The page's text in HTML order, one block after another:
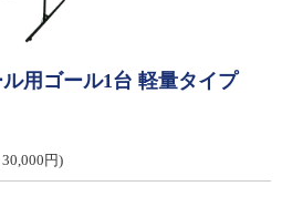
用ゴール1台 軽量タイプ
円)